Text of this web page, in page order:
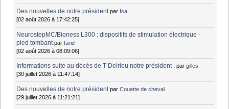
Des nouvelles de notre président par Isa
[02 août 2026 à 17:42:25]
NeurostepMC/Bioness L300 : dispositifs de stimulation électrique -
pied tombant parfarid
[02 août 2026 à 08:09:06]
Informations suite au décès de T Delrieu notre président . pargilles
[30 juillet 2026 à 11:47:14]
Des nouvelles de notre président parCouette de cheval
[29 juillet 2026 à 11:21:21]